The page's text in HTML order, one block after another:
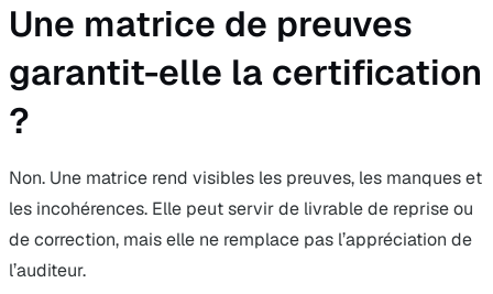
Une matrice de preuves
garantit-elle la certification
?
Non. Une matrice rend visibles les preuves, les manques et
les incohérences. Elle peut servir de livrable de reprise ou
de correction, mais elle ne remplace pas l’appréciation de
l’auditeur.